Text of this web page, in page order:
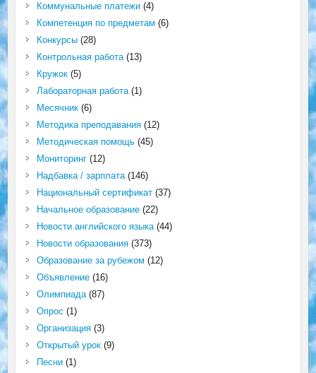
Коммунальные платежи(4)
Компетенция по предметам (6)
Конкурсы(28)
Контрольная работа(13)
Кружок(5)
Лабораторная работа(1)
Месячник(6)
Методика преподавания(12)
Методическая помощь(45)
Мониторинг(12)
Надбавка / зарплата(146)
Национальный сертификат(37)
Начальное образование(22)
Новости английского языка(44)
Новости образования(373)
Образование за рубежом (12)
Объявление(16)
Олимпиада(87)
Опрос (1)
Организация(3)
Открытый урок(9)
Песни(1)